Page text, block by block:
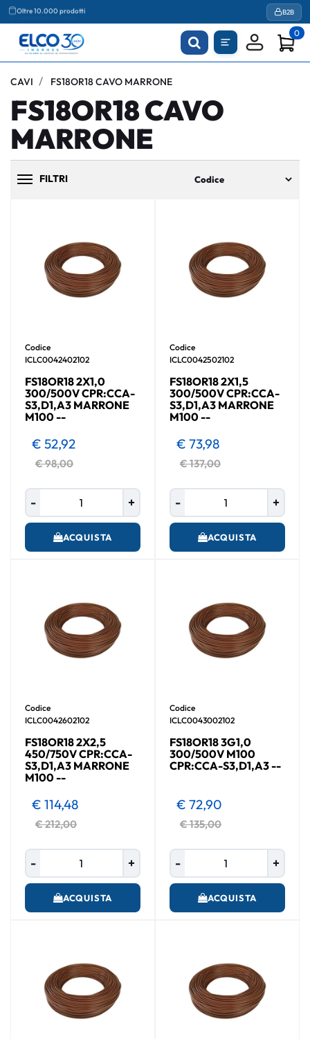
Oltre 10.000 prodotti
Agevolazioni fiscali B2B
0
CAVI FS18OR18 CAVO MARRONE
FS18OR18 CAVO
MARRONE
Codice
ICLC0042402102
FS18OR18 2X1,0
300/500V CPR:CCA-
S3,D1,A3 MARRONE
M100 --
€ 98,00
€ 52,92
ACQUISTA
Codice
ICLC0042502102
FS18OR18 2X1,5
300/500V CPR:CCA-
S3,D1,A3 MARRONE
M100 --
€ 137,00
€ 73,98
ACQUISTA
Codice
ICLC0042602102
FS18OR18 2X2,5
450/750V CPR:CCA-
S3,D1,A3 MARRONE
M100 --
€ 212,00
€ 114,48
ACQUISTA
Codice
ICLC0043002102
FS18OR18 3G1,0
300/500V M100
CPR:CCA-S3,D1,A3 --
€ 135,00
€ 72,90
ACQUISTA
FILTRI